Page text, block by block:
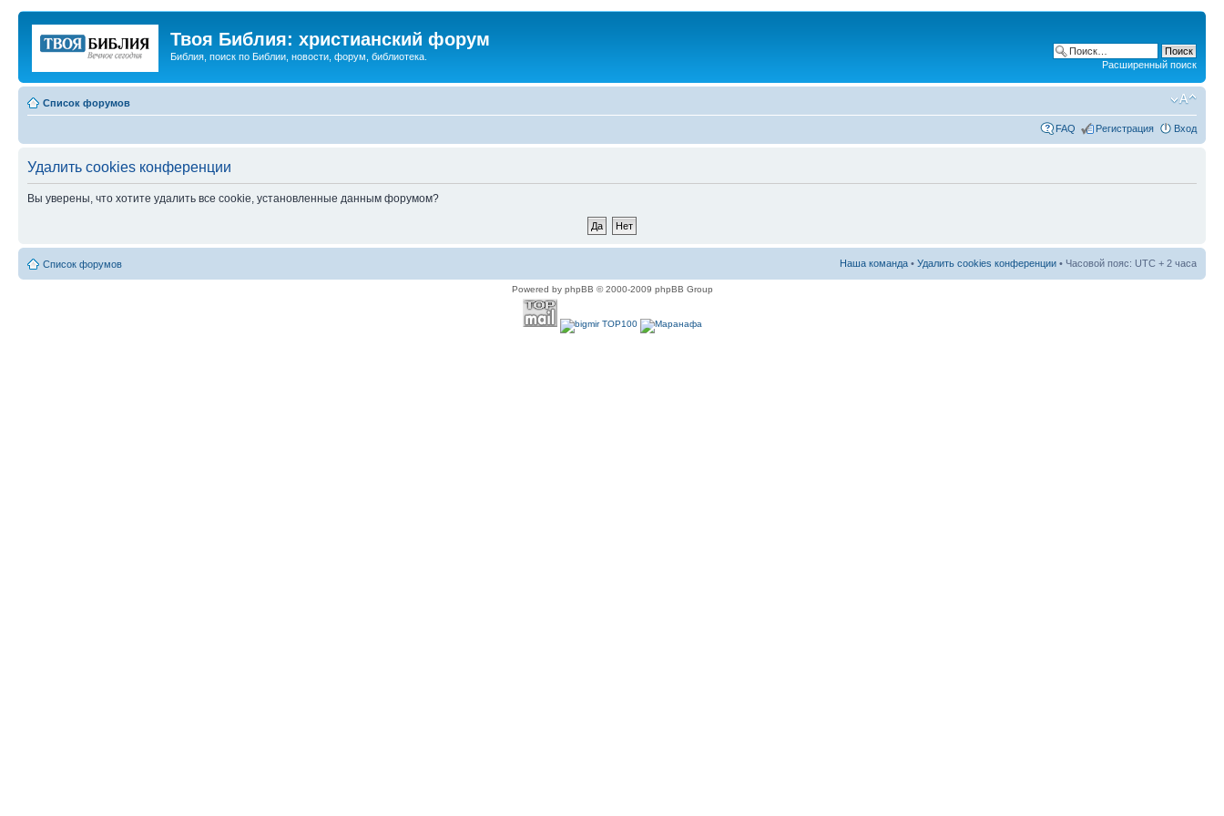
Твоя Библия: христианский форум
Библия, поиск по Библии, новости, форум, библиотека.
Расширенный поиск
Список форумов
FAQ Регистрация Вход
Удалить cookies конференции
Вы уверены, что хотите удалить все cookie, установленные данным форумом?
Список форумов Наша команда • Удалить cookies конференции • Часовой пояс: UTC + 2 часа
Powered by phpBB © 2000-2009 phpBB Group